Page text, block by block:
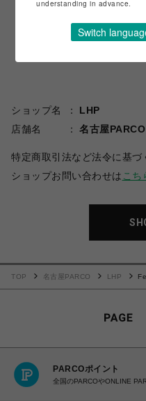
ショップ名
LHP
店舗名
名古屋PARCO
特定商取引法など法令に基づ
ショップお問い合わせは こち
TOP 名古屋PARCO LHP
PARCOポイント
全国のPARCOやONLINE
understanding in advance.
Switch